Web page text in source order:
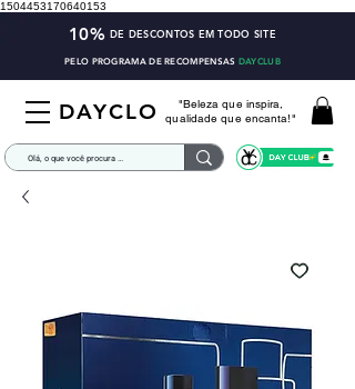
1504453170640153
10% DE DESCONTOS EM TODO SITE
PELO PROGRAMA DE RECOMPENSAS DAYCLUB
DAYCLO
"Beleza que inspira,
qualidade que encanta!"